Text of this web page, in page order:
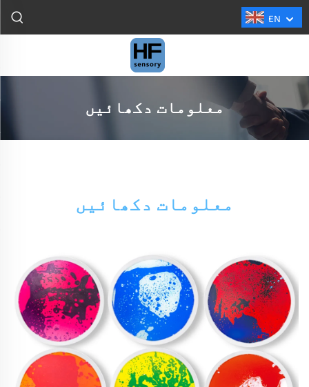
EN
معلومات دکھائیں
معلومات دکھائیں